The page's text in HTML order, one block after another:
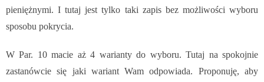
pieniężnymi. I tutaj jest tylko taki zapis bez możliwości wyboru
sposobu pokrycia.
W Par. 10 macie aż 4 warianty do wyboru. Tutaj na spokojnie
zastanówcie się jaki wariant Wam odpowiada. Proponuję, aby